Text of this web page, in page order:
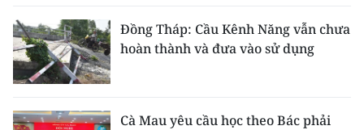
Đồng Tháp: Cầu Kênh Năng vẫn chưa
hoàn thành và đưa vào sử dụng
Cà Mau yêu cầu học theo Bác phải